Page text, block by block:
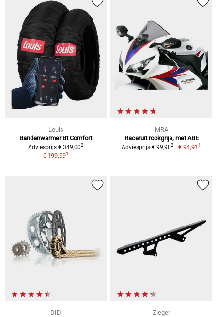
Louis
Bandenwarmer Bt Comfort
Adviesprijs € 349,002
€ 199,991
MRA
Raceruit rookgrijs, met ABE
Adviesprijs € 99,902 € 94,911
DID
Zieger